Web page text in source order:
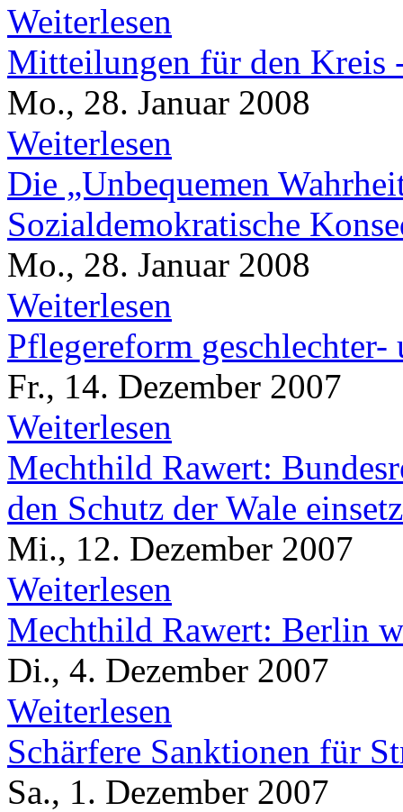
Weiterlesen
Mitteilungen für den Kreis
Mo., 28. Januar 2008
Weiterlesen
Die „Unbequemen
Sozialdemokratische
Mo., 28. Januar 2008
Weiterlesen
Pflegereform
Fr., 14. Dezember 2007
Weiterlesen
Mechthild Rawert:
den Schutz der Wale
Mi., 12. Dezember 2007
Weiterlesen
Mechthild Rawert: Berlin
Di., 4. Dezember 2007
Weiterlesen
Schärfere Sanktionen für
Sa., 1. Dezember 2007